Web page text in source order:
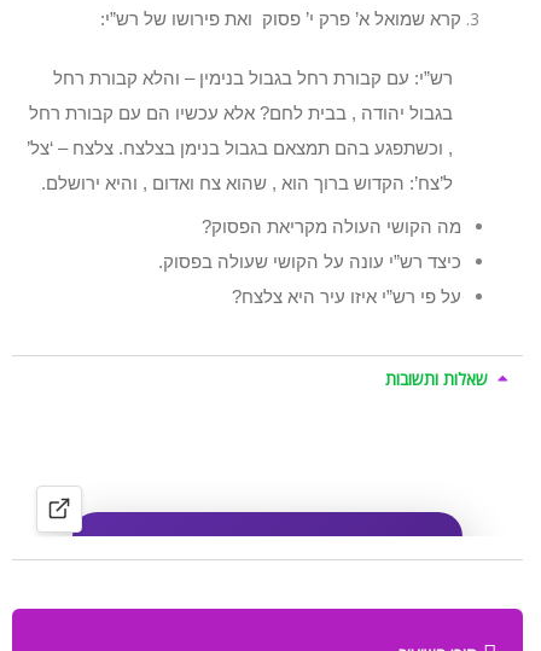
קרא שמואל א’ פרק י’ פסוק ואת פירושו של רש”י:
רש”י: עם קבורת רחל בגבול בנימין – והלא קבורת רחל
בגבול יהודה , בבית לחם? אלא עכשיו הם עם קבורת רחל
, וכשתפגע בהם תמצאם בגבול בנימן בצלצח. צלצח – ‘צל’
ל’צח’: הקדוש ברוך הוא , שהוא צח ואדום , והיא ירושלם.
מה הקושי העולה מקריאת הפסוק?
כיצד רש”י עונה על הקושי שעולה בפסוק.
על פי רש”י איזו עיר היא צלצח?
שאלות ותשובות